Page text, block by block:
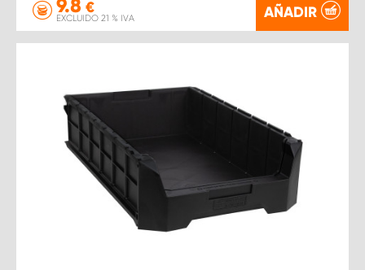
9.8 €
EXCLUIDO 21 % IVA AÑADIR